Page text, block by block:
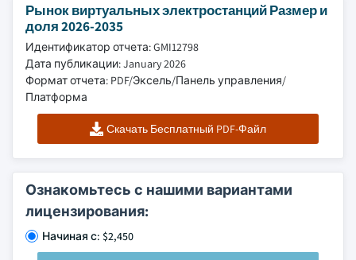
Рынок виртуальных электростанций Размер и
доля 2026-2035
Идентификатор отчета: GMI12798
Дата публикации: January 2026
Формат отчета: PDF/Эксель/Панель управления/
Платформа
Скачать Бесплатный PDF-Файл
Ознакомьтесь с нашими вариантами
лицензирования:
Начиная с: $2,450